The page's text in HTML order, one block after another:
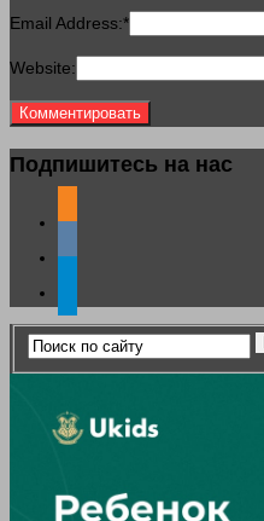
Email Address:*
Website:
Подпишитесь на нас